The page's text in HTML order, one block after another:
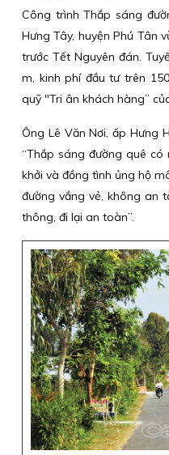
Công trình Thắp sáng
Hưng Tây, huyện Phú Tân
trước Tết Nguyên đán.
m, kinh phí đầu tư trên
quỹ "Tri ân khách hàng”
Ông Lê Văn Nơi, ấp Hưng
“Thắp sáng đường quê
khởi và đồng tình ủng hộ
đường vắng vẻ, không an
thông, đi lại an toàn”.